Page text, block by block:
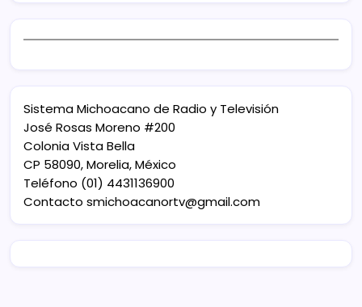
Sistema Michoacano de Radio y Televisión
José Rosas Moreno #200
Colonia Vista Bella
CP 58090, Morelia, México
Teléfono (01) 4431136900
Contacto smichoacanortv@gmail.com